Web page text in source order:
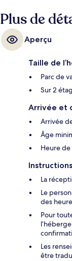
Plus de
Aperçu
Taille de
Parc de
Sur 2
Arrivée et
Arrivée
Âge
Heure de
La
Le
des
Pour
Les
être